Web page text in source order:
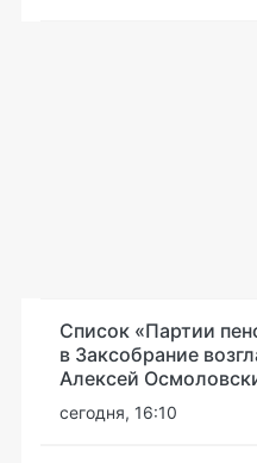
Список «Партии
в Заксобрание
Алексей
сегодня, 16:10